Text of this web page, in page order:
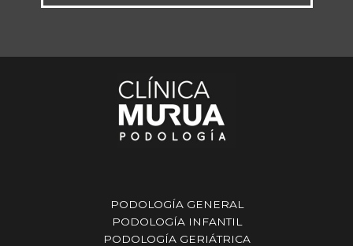
PODOLOGÍA GENERAL
PODOLOGÍA INFANTIL
PODOLOGÍA GERIÁTRICA